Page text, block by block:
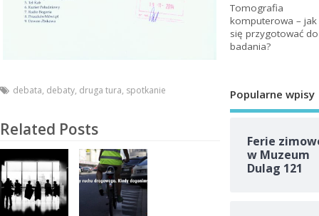
debata, debaty, druga tura, spotkanie
Related Posts
Tomografia
komputerowa – jak
się przygotować do
badania?
Popularne wpisy
Ferie
w Muzeum
Dulag 121